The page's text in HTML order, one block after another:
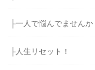
├一人で悩んでませんか
├人生リセット！